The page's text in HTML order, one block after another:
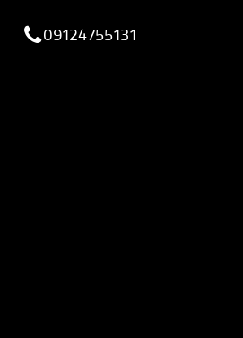
09124755131